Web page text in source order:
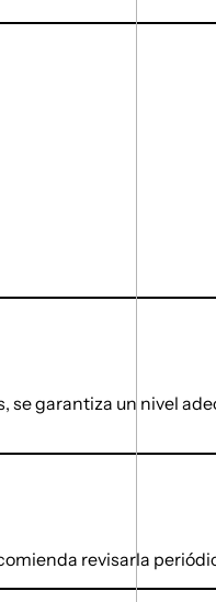
se garantiza un nivel
revisarla